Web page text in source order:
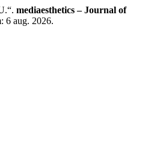
mediaesthetics – Journal of
6 aug. 2026.